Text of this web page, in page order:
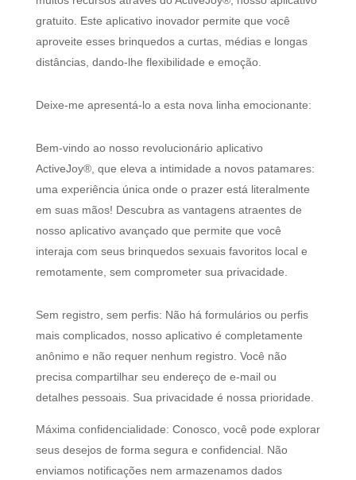
gratuito. Este aplicativo inovador permite que você
aproveite esses brinquedos a curtas, médias e longas
distâncias, dando-lhe flexibilidade e emoção.
Deixe-me apresentá-lo a esta nova linha emocionante:
Bem-vindo ao nosso revolucionário aplicativo
ActiveJoy®, que eleva a intimidade a novos patamares:
uma experiência única onde o prazer está literalmente
em suas mãos! Descubra as vantagens atraentes de
nosso aplicativo avançado que permite que você
interaja com seus brinquedos sexuais favoritos local e
remotamente, sem comprometer sua privacidade.
Sem registro, sem perfis: Não há formulários ou perfis
mais complicados, nosso aplicativo é completamente
anônimo e não requer nenhum registro. Você não
precisa compartilhar seu endereço de e-mail ou
detalhes pessoais. Sua privacidade é nossa prioridade.
Máxima confidencialidade: Conosco, você pode explorar
seus desejos de forma segura e confidencial. Não
enviamos notificações nem armazenamos dados